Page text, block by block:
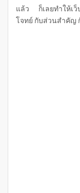
แล้ว ก็เลยทำให้เ
โจทย์ กับส่วนสำคัญ